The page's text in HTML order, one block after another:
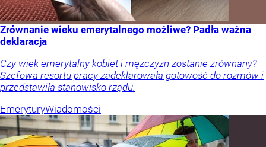
Zrównanie wieku emerytalnego możliwe? Padła ważna
deklaracja
Czy wiek emerytalny kobiet i mężczyzn zostanie zrównany?
Szefowa resortu pracy zadeklarowała gotowość do rozmów i
przedstawiła stanowisko rządu.
EmeryturyWiadomości